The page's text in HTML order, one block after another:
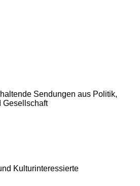
Sendungen aus Politik,
Gesellschaft
Kulturinteressierte